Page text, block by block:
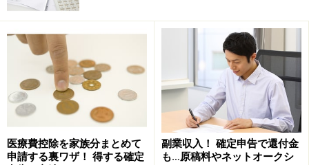
例えば、事務所家賃を年払いすると
事例で考えて見ましょう。
毎月の家賃が80万円あるとします。3月決算の会社は3月
までに12ヵ月分の960万円を家賃として費用にしていま
す。ここで、3月に賃貸借契約を年払いに変更して、翌
12ヵ月分の960万円を家賃として家主に支払います。
医療費控除を家族分まとめて
申請する裏ワザ！ 得する確定
副業収入！ 確定申告で還付金
も…原稿料やネットオークシ